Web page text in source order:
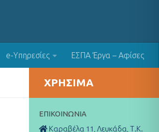
e-Υπηρεσίες ΕΣΠΑ Έργα – Αφίσες
ΧΡΉΣΙΜΑ
ΕΠΙΚΟΙΝΩΝΊΑ
Καραβέλα 11, Λευκάδα, Τ.Κ.